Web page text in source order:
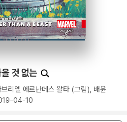
것 없는
브리엘 에르난데스 왈타 (그림), 배윤
04-10